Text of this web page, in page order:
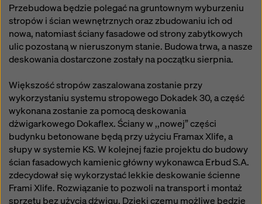
Przebudowa będzie polegać na gruntownym wyburzeniu
stropów i ścian wewnętrznych oraz zbudowaniu ich od
nowa, natomiast ściany fasadowe od strony zabytkowych
ulic pozostaną w nieruszonym stanie. Budowa trwa, a nasze
deskowania dostarczone zostały na początku sierpnia.
Większość stropów zaszalowana zostanie przy
wykorzystaniu systemu stropowego Dokadek 30, a część
wykonana zostanie za pomocą deskowania
dżwigarkowego Dokaflex. Ściany w ,,nowej” części
budynku betonowane będą przy użyciu Framax Xlife, a
słupy w systemie KS. W kolejnej fazie projektu do budowy
ścian fasadowych kamienic główny wykonawca Erbud S.A.
zdecydował się wykorzystać lekkie deskowanie ścienne
Frami Xlife. Rozwiązanie to pozwoli na transport i montaż
sprzętu bez użycia dźwigu. Dzięki czemu możliwe będzie